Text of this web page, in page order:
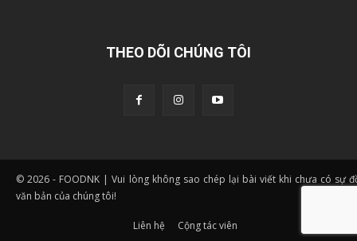
THEO DÕI CHÚNG TÔI
© 2026 - FOODNK | Vui lòng không sao chép lại bài viết khi chưa có sự
văn bản của chúng tôi!
Liên hệ Cộng tác viên